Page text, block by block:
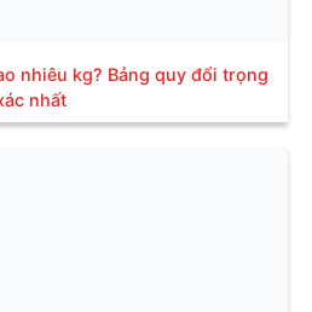
nhiêu kg? Bảng quy đổi trọng
nhất